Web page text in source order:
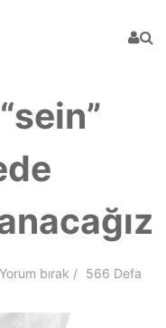
Yorum bırak
566 Defa